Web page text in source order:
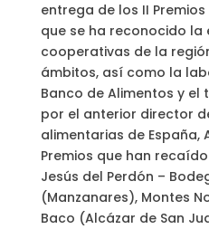
entrega de los II
que se ha reconocido la
cooperativas de la
ámbitos, así como la
Banco de Alimentos y
por el anterior director
alimentarias de España,
Premios que han
Jesús del Perdón –
(Manzanares), Montes
Baco (Alcázar de San